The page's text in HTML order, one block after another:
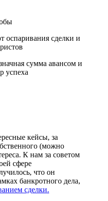
оспаривания сделки и
сумма авансом и
успеха
кейсы, за
(можно
К нам за советом
сфере
что он
банкротного дела,
сделки.